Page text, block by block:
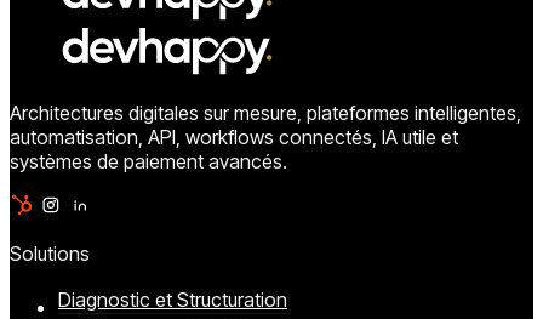
Architectures digitales sur mesure, plateformes intelligentes,
automatisation, API, workflows connectés, IA utile et
systèmes de paiement avancés.
Solutions
Diagnostic et Structuration